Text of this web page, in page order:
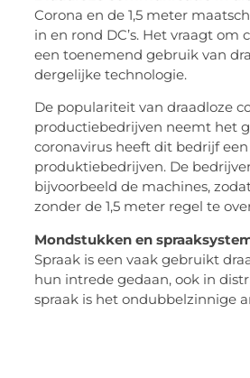
Corona en de 1,5 meter
in en rond DC’s. Het vraagt
een toenemend gebruik van
dergelijke technologie.
De populariteit van draadloze
productiebedrijven neemt het
coronavirus heeft dit bedrijf
produktiebedrijven. De
bijvoorbeeld de machines,
zonder de 1,5 meter regel te
Mondstukken en
Spraak is een vaak gebruikt
hun intrede gedaan, ook in
spraak is het ondubbelzinnige